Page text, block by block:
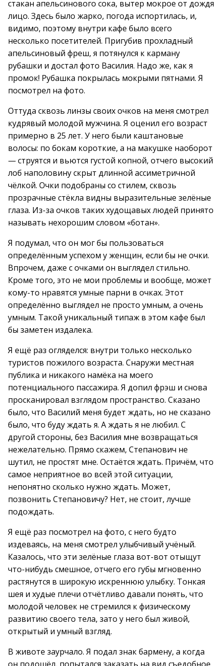
стакан апельсинового сока, вытер мокрое от дождя
лицо. Здесь было жарко, погода испортилась, и,
видимо, поэтому внутри кафе было всего
несколько посетителей. Пригубив прохладный
апельсиновый фреш, я потянулся к карману
рубашки и достал фото Василия. Надо же, как я
промок! Рубашка покрылась мокрыми пятнами. Я
посмотрел на фото.
Оттуда сквозь линзы своих очков на меня смотрел
кудрявый молодой мужчина. Я оценил его возраст
примерно в 25 лет. У него были каштановые
волосы: по бокам короткие, а на макушке наоборот
— струятся и вьются густой копной, отчего высокий
лоб наполовину скрыт длинной ассиметричной
чёлкой. Очки подобраны со стилем, сквозь
прозрачные стёкла видны выразительные зелёные
глаза. Из-за очков таких худощавых людей принято
называть нехорошим словом «ботан».
Я подумал, что он мог бы пользоваться
определённым успехом у женщин, если бы не очки.
Впрочем, даже с очками он выглядел стильно.
Кроме того, это не мои проблемы и вообще, может
кому-то нравятся умные парни в очках. Этот
определённо выглядел не просто умным, а очень
умным. Такой уникальный типаж в этом кафе был
бы заметен издалека.
Я ещё раз огляделся: внутри только несколько
туристов пожилого возраста. Снаружи местная
публика и никакого намёка на моего
потенциального пассажира. Я допил фрэш и снова
просканировал взглядом пространство. Сказано
было, что Василий меня будет ждать, но не сказано
было, что буду ждать я. А ждать я не любил. С
другой стороны, без Василия мне возвращаться
нежелательно. Прямо скажем, Степанович не
шутил, не простят мне. Остаётся ждать. Причём, что
самое неприятное во всей этой ситуации,
непонятно сколько нужно ждать. Может,
позвонить Степановичу? Нет, не стоит, лучше
подождать.
Я ещё раз посмотрел на фото, с него будто
издеваясь, на меня смотрел улыбчивый учёный.
Казалось, что эти зелёные глаза вот-вот отыщут
что-нибудь смешное, отчего его губы мгновенно
растянутся в широкую искреннюю улыбку. Тонкая
шея и худые плечи отчётливо давали понять, что
молодой человек не стремился к физическому
развитию своего тела, зато у него был живой,
открытый и умный взгляд.
В животе заурчало. Я подал знак бармену, а когда